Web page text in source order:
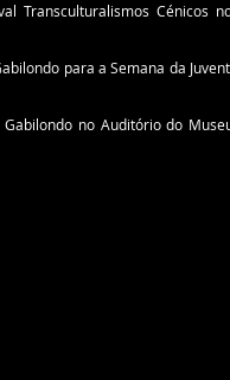
Transculturalismos Cénicos
para a Semana da
no Auditório do